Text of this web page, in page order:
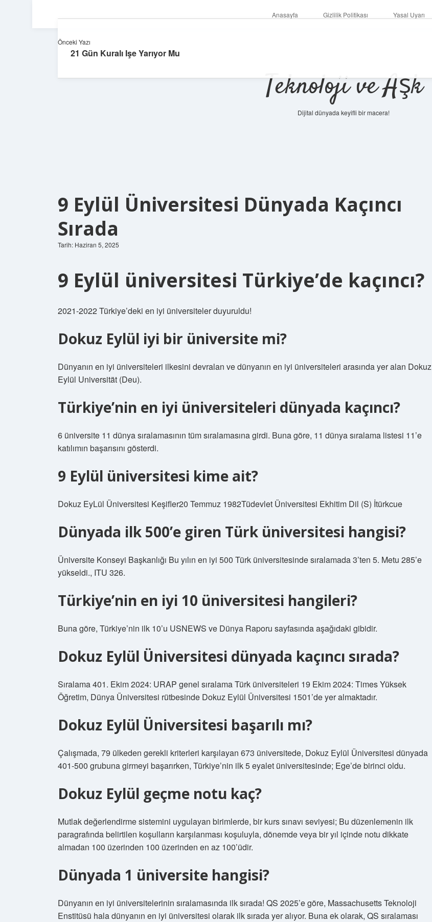
Anasayfa Gizlilik Politikası Yasal Uyarı
Teknoloji ve Aşk
Dijital dünyada keyifli bir macera!
9 Eylül Üniversitesi Dünyada Kaçıncı
Sırada
Tarih: Haziran 5, 2025
9 Eylül üniversitesi Türkiye’de kaçıncı?
2021-2022 Türkiye’deki en iyi üniversiteler duyuruldu!
Dokuz Eylül iyi bir üniversite mi?
Dünyanın en iyi üniversiteleri ilkesini devralan ve dünyanın en iyi üniversiteleri arasında yer alan Dokuz
Eylül Universität (Deu).
Türkiye’nin en iyi üniversiteleri dünyada kaçıncı?
6 üniversite 11 dünya sıralamasının tüm sıralamasına girdi. Buna göre, 11 dünya sıralama listesi 11’e
katılımın başarısını gösterdi.
9 Eylül üniversitesi kime ait?
Dokuz EyLül Üniversitesi Keşifler20 Temmuz 1982Tüdevlet Üniversitesi Ekhitim Dil (S) İtürkcue
Dünyada ilk 500’e giren Türk üniversitesi hangisi?
Üniversite Konseyi Başkanlığı Bu yılın en iyi 500 Türk üniversitesinde sıralamada 3’ten 5. Metu 285’e
yükseldi., ITU 326.
Türkiye’nin en iyi 10 üniversitesi hangileri?
Buna göre, Türkiye’nin ilk 10’u USNEWS ve Dünya Raporu sayfasında aşağıdaki gibidir.
Dokuz Eylül Üniversitesi dünyada kaçıncı sırada?
Sıralama 401. Ekim 2024: URAP genel sıralama Türk üniversiteleri 19 Ekim 2024: Times Yüksek
Öğretim, Dünya Üniversitesi rütbesinde Dokuz Eylül Üniversitesi 1501’de yer almaktadır.
Dokuz Eylül Üniversitesi başarılı mı?
Çalışmada, 79 ülkeden gerekli kriterleri karşılayan 673 üniversitede, Dokuz Eylül Üniversitesi dünyada
401-500 grubuna girmeyi başarırken, Türkiye’nin ilk 5 eyalet üniversitesinde; Ege’de birinci oldu.
Dokuz Eylül geçme notu kaç?
Mutlak değerlendirme sistemini uygulayan birimlerde, bir kurs sınavı seviyesi; Bu düzenlemenin ilk
paragrafında belirtilen koşulların karşılanması koşuluyla, dönemde veya bir yıl içinde notu dikkate
almadan 100 üzerinden 100 üzerinden en az 100’üdir.
Dünyada 1 üniversite hangisi?
Dünyanın en iyi üniversitelerinin sıralamasında ilk sırada! QS 2025’e göre, Massachusetts Teknoloji
Enstitüsü hala dünyanın en iyi üniversitesi olarak ilk sırada yer alıyor. Buna ek olarak, QS sıralaması
Önceki Yazı
21 Gün Kuralı Işe Yarıyor Mu